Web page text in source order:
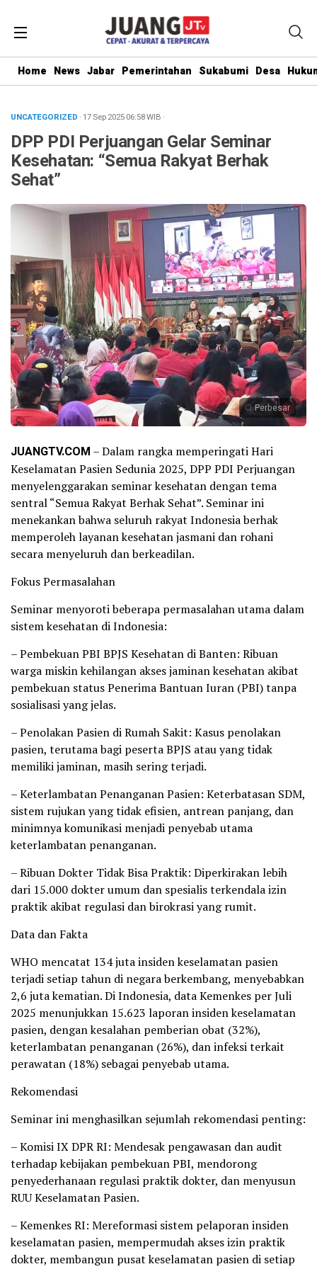
Home News Jabar Pemerintahan Sukabumi Desa
UNCATEGORIZED · 17 Sep 202506:58WIB ·
DPP PDI Perjuangan Gelar Seminar
Kesehatan: “Semua Rakyat Berhak
Sehat”
Perbesar
JUANGTV.COM – Dalam rangka memperingati Hari
Keselamatan Pasien Sedunia 2025, DPP PDI Perjuangan
menyelenggarakan seminar kesehatan dengan tema
sentral “Semua Rakyat Berhak Sehat”. Seminar ini
menekankan bahwa seluruh rakyat Indonesia berhak
memperoleh layanan kesehatan jasmani dan rohani
secara menyeluruh dan berkeadilan.
Fokus Permasalahan
Seminar menyoroti beberapa permasalahan utama dalam
sistem kesehatan di Indonesia:
– Pembekuan PBI BPJS Kesehatan di Banten: Ribuan
warga miskin kehilangan akses jaminan kesehatan akibat
pembekuan status Penerima Bantuan Iuran (PBI) tanpa
sosialisasi yang jelas.
– Penolakan Pasien di Rumah Sakit: Kasus penolakan
pasien, terutama bagi peserta BPJS atau yang tidak
memiliki jaminan, masih sering terjadi.
– Keterlambatan Penanganan Pasien: Keterbatasan SDM,
sistem rujukan yang tidak efisien, antrean panjang, dan
minimnya komunikasi menjadi penyebab utama
keterlambatan penanganan.
– Ribuan Dokter Tidak Bisa Praktik: Diperkirakan lebih
dari 15.000 dokter umum dan spesialis terkendala izin
praktik akibat regulasi dan birokrasi yang rumit.
Data dan Fakta
WHO mencatat 134 juta insiden keselamatan pasien
terjadi setiap tahun di negara berkembang, menyebabkan
2,6 juta kematian. Di Indonesia, data Kemenkes per Juli
2025 menunjukkan 15.623 laporan insiden keselamatan
pasien, dengan kesalahan pemberian obat (32%),
keterlambatan penanganan (26%), dan infeksi terkait
perawatan (18%) sebagai penyebab utama.
Rekomendasi
Seminar ini menghasilkan sejumlah rekomendasi penting:
– Komisi IX DPR RI: Mendesak pengawasan dan audit
terhadap kebijakan pembekuan PBI, mendorong
penyederhanaan regulasi praktik dokter, dan menyusun
RUU Keselamatan Pasien.
– Kemenkes RI: Mereformasi sistem pelaporan insiden
keselamatan pasien, mempermudah akses izin praktik
dokter, membangun pusat keselamatan pasien di setiap